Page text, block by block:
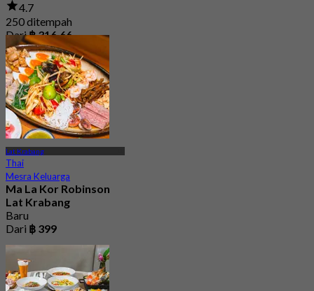
4.7
250 ditempah
Dari฿ 316.66
Lat Krabang
Thai
Mesra Keluarga
Ma La Kor Robinson
Lat Krabang
Baru
Dari ฿ 399